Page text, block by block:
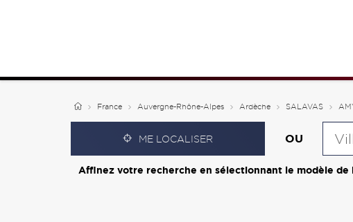
France Auvergne-Rhône-Alpes Ardèche SALAVAS
ME LOCALISER OU
Affinez votre recherche en sélectionnant le modèle